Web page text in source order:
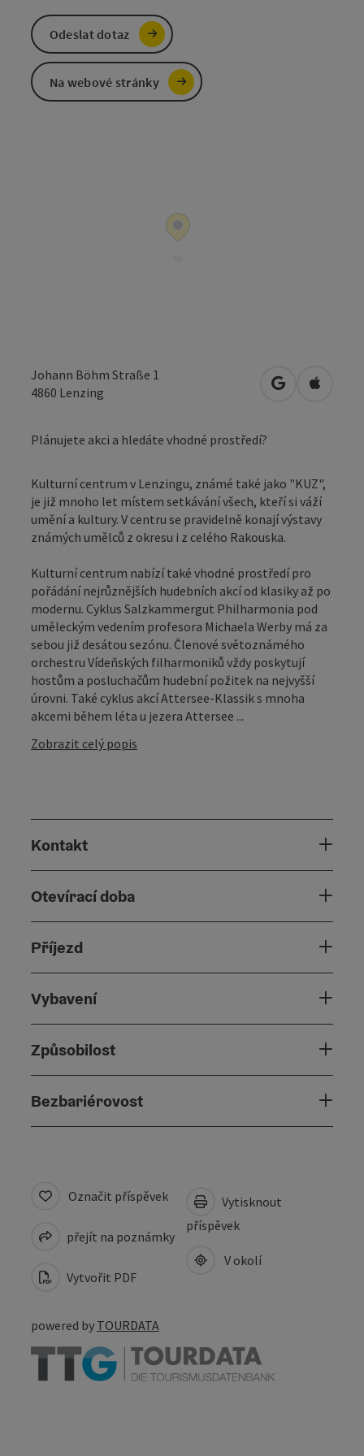
Johann Böhm Straße 1
4860 Lenzing Otevřít vOtevřít
Plánujete akci a hledáte vhodné prostředí?
Kulturní centrum v Lenzingu, známé také jako "KUZ",
je již mnoho let místem setkávání všech, kteří si váží
umění a kultury. V centru se pravidelně konají výstavy
známých umělců z okresu i z celého Rakouska.
Kulturní centrum nabízí také vhodné prostředí pro
pořádání nejrůznějších hudebních akcí od klasiky až po
modernu. Cyklus Salzkammergut Philharmonia pod
uměleckým vedením profesora Michaela Werby má za
sebou již desátou sezónu. Členové světoznámého
orchestru Vídeňských filharmoniků vždy poskytují
hostům a posluchačům hudební požitek na nejvyšší
úrovni. Také cyklus akcí Attersee-Klassik s mnoha
akcemi během léta u jezera Attersee ...
Zobrazit celý popis
Kontakt
Otevírací doba
Příjezd
Vybavení
Způsobilost
Bezbariérovost
Odeslat dotaz
Na webové stránky
Označit příspěvek
přejít na poznámky
Vytvořit PDF
Vytisknout
příspěvek
V okolí
powered by TOURDATA